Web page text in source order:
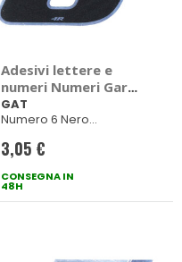
Adesivi lettere e
numeri Numeri Gara
- GAT
GAT
Numero 6 Nero
3,05 €
CONSEGNA IN
48H